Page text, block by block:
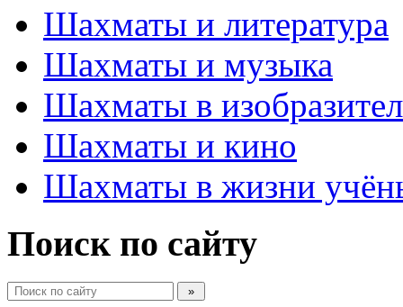
Шахматы и литература
Шахматы и музыка
Шахматы в
Шахматы и кино
Шахматы в жизни
Поиск по сайту